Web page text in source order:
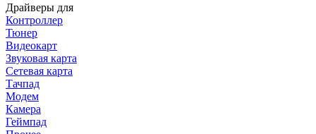
Драйверы для
Контроллер
Тюнер
Видеокарт
Звуковая карта
Сетевая карта
Тачпад
Модем
Камера
Геймпад